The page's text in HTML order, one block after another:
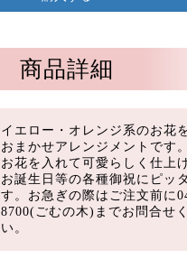
商品詳細
イエロー・オレンジ系のお花
おまかせアレンジメントです
お花を入れて可愛らしく仕上
お誕生日等の各種御祝にピッ
す。お急ぎの際はご注文前に
8700(ごむの木)までお問合せ
い。